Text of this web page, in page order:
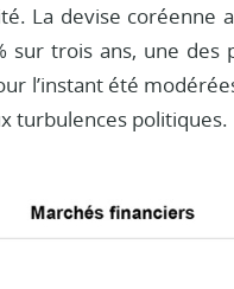
La devise coréenne
sur trois ans, une
l’instant été
turbulences politiques.